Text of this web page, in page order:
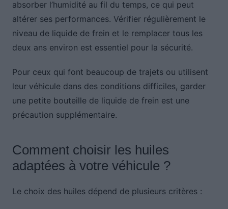
absorber l’humidité au fil du temps, ce qui peut
altérer ses performances. Vérifier régulièrement le
niveau de liquide de frein et le remplacer tous les
deux ans environ est essentiel pour la sécurité.
Pour ceux qui font beaucoup de trajets ou utilisent
leur véhicule dans des conditions difficiles, garder
une petite bouteille de liquide de frein est une
précaution supplémentaire.
Comment choisir les huiles
adaptées à votre véhicule ?
Le choix des huiles dépend de plusieurs critères :